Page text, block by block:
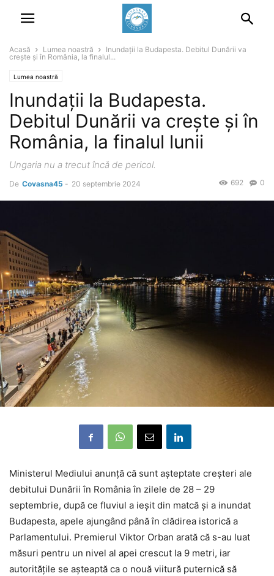
Acasă Lumea noastră
Inundații la Budapesta. Debitul Dunării va
crește și în România, la finalul...
Lumea noastră
Inundații la Budapesta.
Debitul Dunării va crește și în
România, la finalul lunii
Ungaria nu a trecut încă de pericol.
De Covasna45 - 20 septembrie 2024 0
692
Ministerul Mediului anunță că sunt așteptate creșteri ale
debitului Dunării în România în zilele de 28 – 29
septembrie, după ce fluviul a ieșit din matcă și a inundat
Budapesta, apele ajungând până în clădirea istorică a
Parlamentului. Premierul Viktor Orban arată că s-au luat
măsuri pentru un nivel al apei crescut la 9 metri, iar
autoritățile se așteaptă ca o nouă viitură puternică să